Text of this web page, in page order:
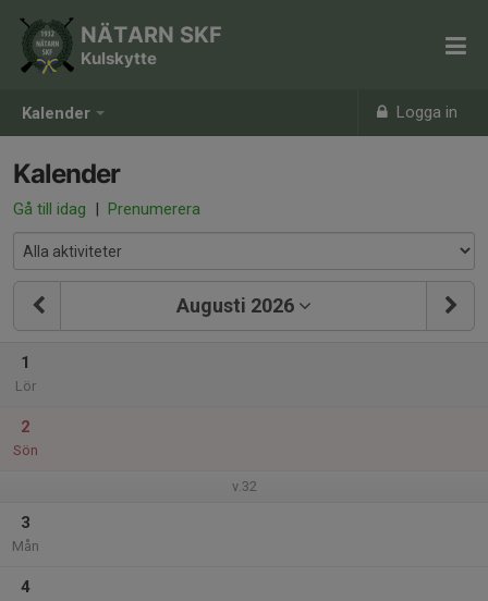
Kalender Logga in
NÄTARN SKF
Kulskytte
Kalender
Gå till idag | Prenumerera
Augusti 2026
1
Lör
2
Sön
v.32
3
Mån
4